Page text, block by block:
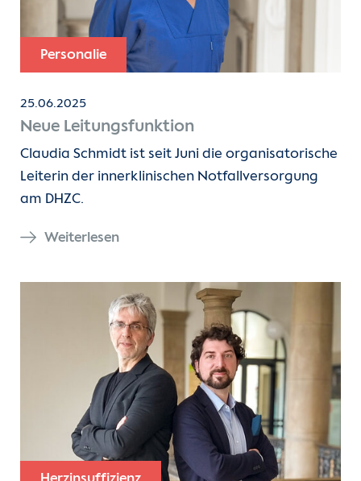
Einblicke
Zur Seite der Charité
Personalie
25.06.2025
Neue Leitungsfunktion
Claudia Schmidt ist seit Juni die organisatorische
Leiterin der innerklinischen Notfallversorgung
am DHZC.
Weiterlesen